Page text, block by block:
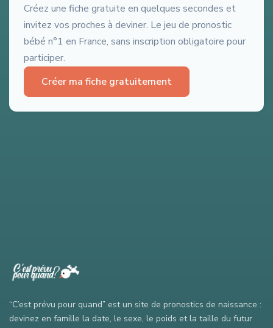
Créez une fiche gratuite en quelques secondes et
invitez vos proches à deviner. Le jeu de pronostic
bébé n°1 en France, sans inscription obligatoire pour
participer.
Créer ma fiche gratuitement
“C’est prévu pour quand” est un site de pronostics de naissance :
devinez en famille la date, le sexe, le poids et la taille du futur